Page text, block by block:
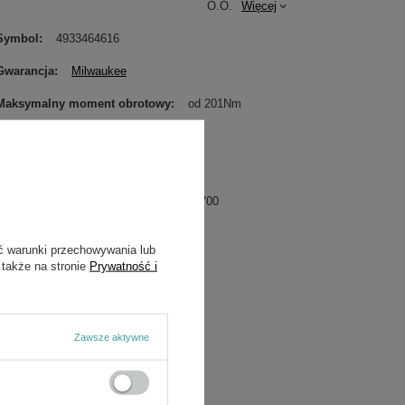
O.O.
Więcej
4933464616
Milwaukee
moment obrotowy od 201Nm
2700
warunki przechowywania lub
na stronie Prywatność i
Zawsze aktywne